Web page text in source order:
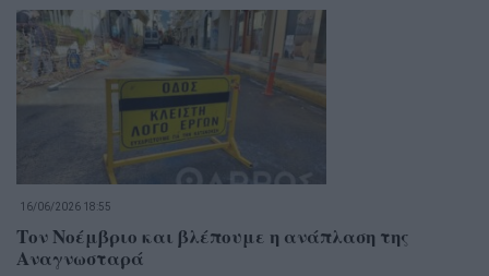
16/06/2026 18:55
Τον Νοέμβριο και βλέπουμε η ανάπλαση της
Αναγνωσταρά